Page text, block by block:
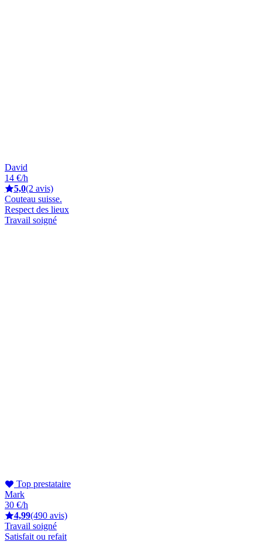
David
14 €/h
5,0(2 avis)
Couteau suisse.
Respect des lieux
Travail soigné
Top prestataire
Mark
30 €/h
4,99(490 avis)
Travail soigné
Satisfait ou refait